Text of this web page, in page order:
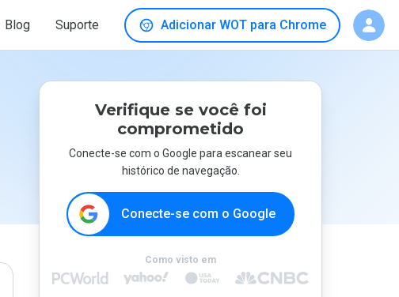
Blog Suporte Adicionar WOT para Chrome
Verifique se você foi
comprometido
Conecte-se com o Google para escanear seu
histórico de navegação.
Conecte-se com o Google
Como visto em